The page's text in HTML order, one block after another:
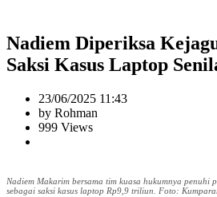
Nadiem Diperiksa
Saksi Kasus Laptop
23/06/2025 11:43
by Rohman
999 Views
Nadiem Makarim bersama tim kuasa hukumnya penuhi
sebagai saksi kasus laptop Rp9,9 triliun. Foto: